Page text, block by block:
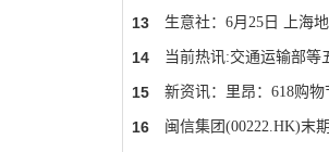
13 生意社：6月25日 上海
14 当前热讯:交通运输部等
15 新资讯：里昂：618购
16 闽信集团(00222.HK)末